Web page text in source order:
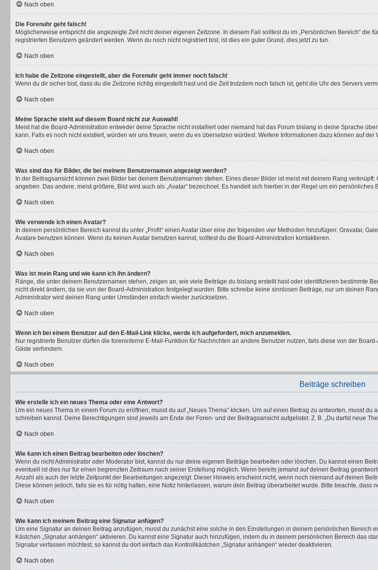
Nach oben
Die Forenuhr geht falsch!
Möglicherweise entspricht die angezeigte Zeit nicht deiner eigenen Zeitzone. In diesem Fall solltest du im „Persönlichen Bereich“ die
registrierten Benutzern geändert werden. Wenn du noch nicht registriert bist, ist dies ein guter Grund, dies jetzt zu tun.
Nach oben
Ich habe die Zeitzone eingestellt, aber die Forenuhr geht immer noch falsch!
Wenn du dir sicher bist, dass du die Zeitzone richtig eingestellt hast und die Zeit trotzdem noch falsch ist, geht die Uhr des Servers
Nach oben
Meine Sprache steht auf diesem Board nicht zur Auswahl!
Meist hat die Board-Administration entweder deine Sprache nicht installiert oder niemand hat das Forum bislang in deine Sprache
kann. Falls es noch nicht existiert, würden wir uns freuen, wenn du es übersetzen würdest. Weitere Informationen dazu können auf der
Nach oben
Was sind das für Bilder, die bei meinem Benutzernamen angezeigt werden?
In der Beitragsansicht können zwei Bilder bei deinem Benutzernamen stehen. Eines dieser Bilder ist meist mit deinem Rang
angeben. Das andere, meist größere, Bild wird auch als „Avatar“ bezeichnet. Es handelt sich hierbei in der Regel um ein persönliches
Nach oben
Wie verwende ich einen Avatar?
In deinem persönlichen Bereich kannst du unter „Profil“ einen Avatar über eine der folgenden vier Methoden hinzufügen: Gravatar,
Avatare benutzen können. Wenn du keinen Avatar benutzen kannst, solltest du die Board-Administration kontaktieren.
Nach oben
Was ist mein Rang und wie kann ich ihn ändern?
Ränge, die unter deinem Benutzernamen stehen, zeigen an, wie viele Beiträge du bislang erstellt hast oder identifizieren bestimmte
nicht direkt ändern, da sie von der Board-Administration festgelegt wurden. Bitte schreibe keine sinnlosen Beiträge, nur um deinen
Administrator wird deinen Rang unter Umständen einfach wieder zurücksetzen.
Nach oben
Wenn ich bei einem Benutzer auf den E-Mail-Link klicke, werde ich aufgefordert, mich anzumelden.
Nur registrierte Benutzer dürfen die foreninterne E-Mail-Funktion für Nachrichten an andere Benutzer nutzen, falls diese von der
Gäste verhindern.
Nach oben
Beiträge schreiben
Wie erstelle ich ein neues Thema oder eine Antwort?
Um ein neues Thema in einem Forum zu eröffnen, musst du auf „Neues Thema“ klicken. Um auf einen Beitrag zu antworten, musst
schreiben kannst. Deine Berechtigungen sind jeweils am Ende der Foren- und der Beitragsansicht aufgelistet. Z. B. „Du darfst neue
Nach oben
Wie kann ich einen Beitrag bearbeiten oder löschen?
Wenn du nicht Administrator oder Moderator bist, kannst du nur deine eigenen Beiträge bearbeiten oder löschen. Du kannst einen
eventuell ist dies nur für einen begrenzten Zeitraum nach seiner Erstellung möglich. Wenn bereits jemand auf deinen Beitrag
Anzahl als auch der letzte Zeitpunkt der Bearbeitungen angezeigt. Dieser Hinweis erscheint nicht, wenn noch niemand auf deinen
Diese können jedoch, falls sie es für nötig halten, eine Notiz hinterlassen, warum dein Beitrag überarbeitet wurde. Bitte beachte,
Nach oben
Wie kann ich meinem Beitrag eine Signatur anfügen?
Um eine Signatur an deinen Beitrag anzufügen, musst du zunächst eine solche in den Einstellungen in deinem persönlichen
Kästchen „Signatur anhängen“ aktivieren. Du kannst eine Signatur auch hinzufügen, indem du in deinem persönlichen Bereich das
Signatur verfassen möchtest, so kannst du dort einfach das Kontrollkästchen „Signatur anhängen“ wieder deaktivieren.
Nach oben